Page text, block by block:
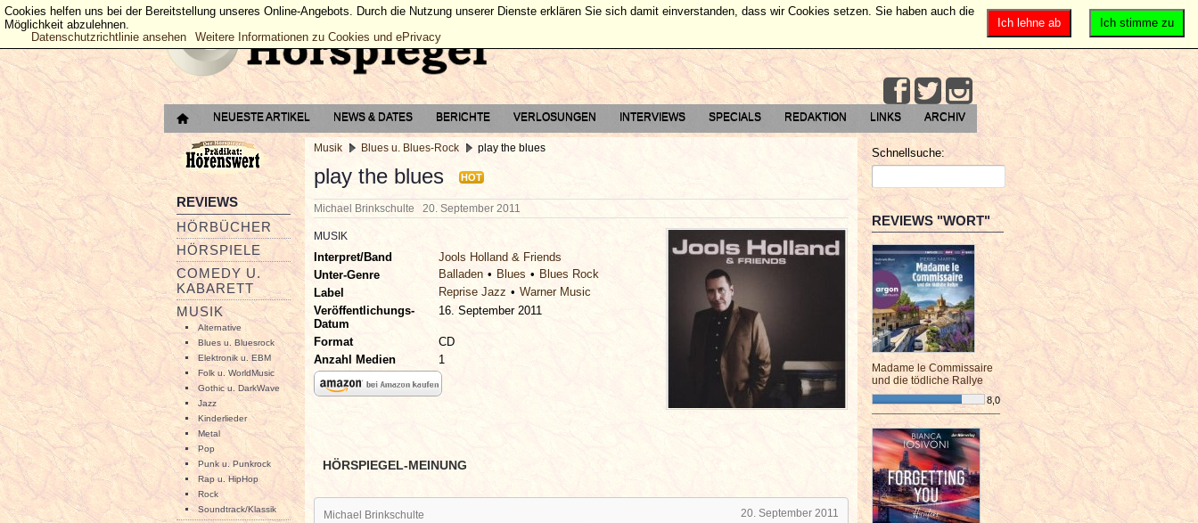
NEUESTE ARTIKEL NEWS & DATES BERICHTE VERLOSUNGEN INTERVIEWS SPECIALS REDAKTION LINKS ARCHIV
REVIEWS
HÖRBÜCHER
HÖRSPIELE
COMEDY U.
KABARETT
MUSIK
Alternative
Blues u. Bluesrock
Elektronik u. EBM
Folk u. WorldMusic
Gothic u. DarkWave
Jazz
Kinderlieder
Metal
Pop
Punk u. Punkrock
Rap u. HipHop
Rock
Soundtrack/Klassik
Musik Blues u. Blues-Rock play the blues
play the blues HOT
Michael Brinkschulte 20. September 2011
MUSIK
Interpret/Band
Jools Holland & Friends
Unter-Genre
Balladen Blues
Blues Rock
Label
Reprise Jazz
Warner Music
Veröffentlichungs-
Datum
16. September 2011
Format
CD
Anzahl Medien
1
HÖRSPIEGEL-MEINUNG
20. September 2011
Michael Brinkschulte
Schnellsuche:
REVIEWS "WORT"
Madame le Commissaire
und die tödliche Rallye
8,0
¯¯¯¯¯¯¯¯¯¯¯¯¯¯¯¯¯¯¯¯¯¯¯¯
Ich stimme zu
Ich lehne ab
Cookies helfen uns bei der Bereitstellung unseres Online-Angebots. Durch die Nutzung unserer Dienste erklären Sie sich damit einverstanden, dass wir Cookies setzen. Sie haben auch die
Möglichkeit abzulehnen.
Datenschutzrichtlinie ansehen
Weitere Informationen zu Cookies und ePrivacy